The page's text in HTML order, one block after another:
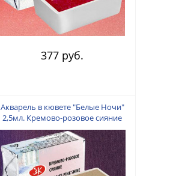
377 руб.
Акварель в кювете "Белые Ночи"
2,5мл. Кремово-розовое сияние